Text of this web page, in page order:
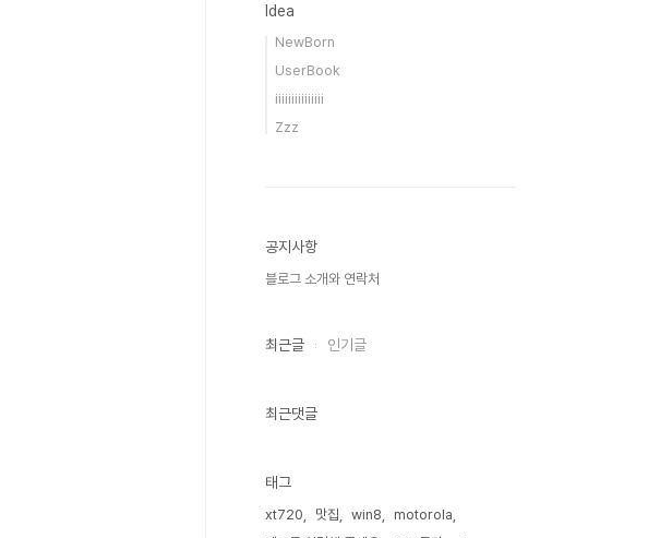
Idea
NewBorn
UserBook
iiiiiiiiiiiiiii
Zzz
공지사항
블로그 소개와 연락처
최근글 인기글
최근댓글
태그
xt720 맛집 win8
motorola